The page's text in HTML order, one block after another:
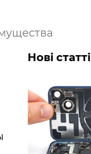
Нові статті